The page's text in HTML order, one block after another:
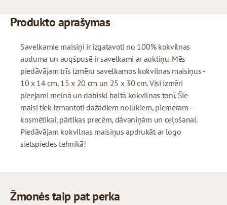
Produkto aprašymas
Savelkamie maisiņi ir izgatavoti no 100% kokvilnas
auduma un augšpusē ir savelkami ar aukliņu. Mēs
piedāvājam trīs izmēru savelkamos kokvilnas maisiņus -
10 x 14 cm, 15 x 20 cm un 25 x 30 cm. Visi izmēri
pieejami melnā un dabiski baltā kokvilnas tonī. Šie
maisi tiek izmantoti dažādiem nolūkiem, piemēram -
kosmētikai, pārtikas precēm, dāvaniņām un ceļošanai.
Piedāvājam kokvilnas maisiņus apdrukāt ar logo
sietspiedes tehnikā!
Žmonės taip pat perka